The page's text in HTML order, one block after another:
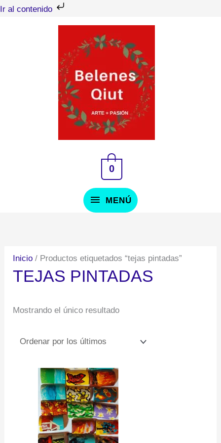
Ir al contenido
Ir
MENÚ
MENÚ
0
Inicio / Productos etiquetados “tejas pintadas”
TEJAS PINTADAS
Mostrando el único resultado